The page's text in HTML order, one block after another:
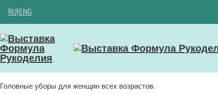
RU|ENG
Головные уборы для женщин всех возрастов.